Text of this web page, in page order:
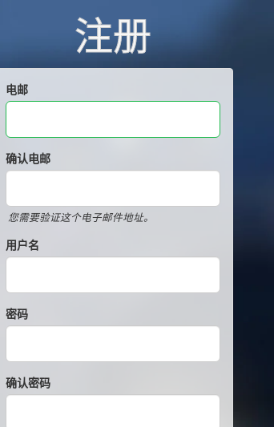
注册
电邮
确认电邮
您需要验证这个电子邮件地址。
用户名
密码
确认密码